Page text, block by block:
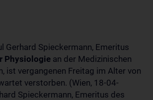
Gerhard Spieckermann, Emeritus
Physiologie an der Medizinischen
ist vergangenen Freitag im Alter von
verstorben. (Wien, 18-04-
Spieckermann, Emeritus des